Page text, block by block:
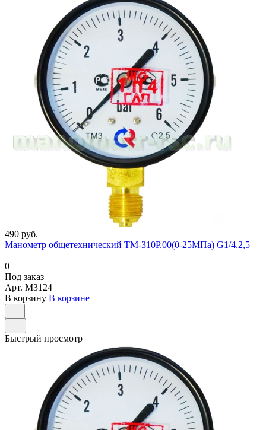
490 руб.
Манометр общетехнический ТМ-310Р.00(0-25МПа) G1/4.2,5
0
Под заказ
Арт. M3124
В корзину В корзине
Быстрый просмотр